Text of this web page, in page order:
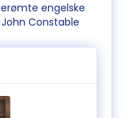
engelske
Constable